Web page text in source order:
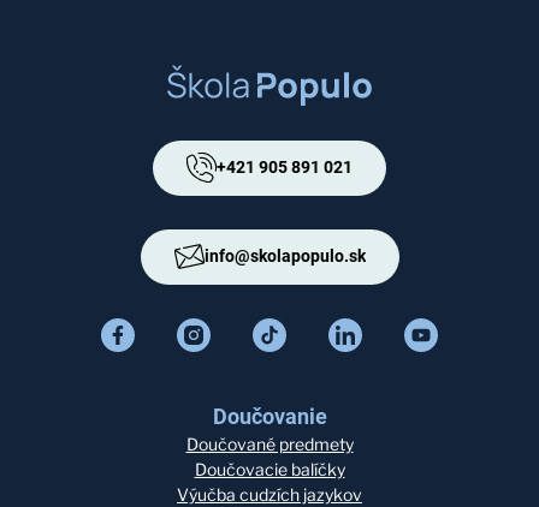
+421 905 891 021
info@skolapopulo.sk
Doučovanie
Doučované predmety
Doučovacie balíčky
Výučba cudzích jazykov